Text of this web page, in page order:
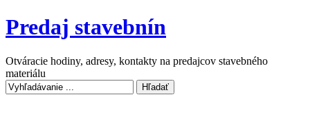
Predaj stavebnín
Otváracie hodiny, adresy, kontakty na predajcov stavebného
materiálu